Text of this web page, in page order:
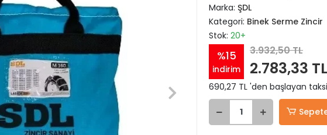
Marka: ŞDL
Kategori: Binek Serme Zincir
Stok: 20+
%15
indirim
3.932,50 TL
2.783,33 TL
690,27 TL 'den başlayan